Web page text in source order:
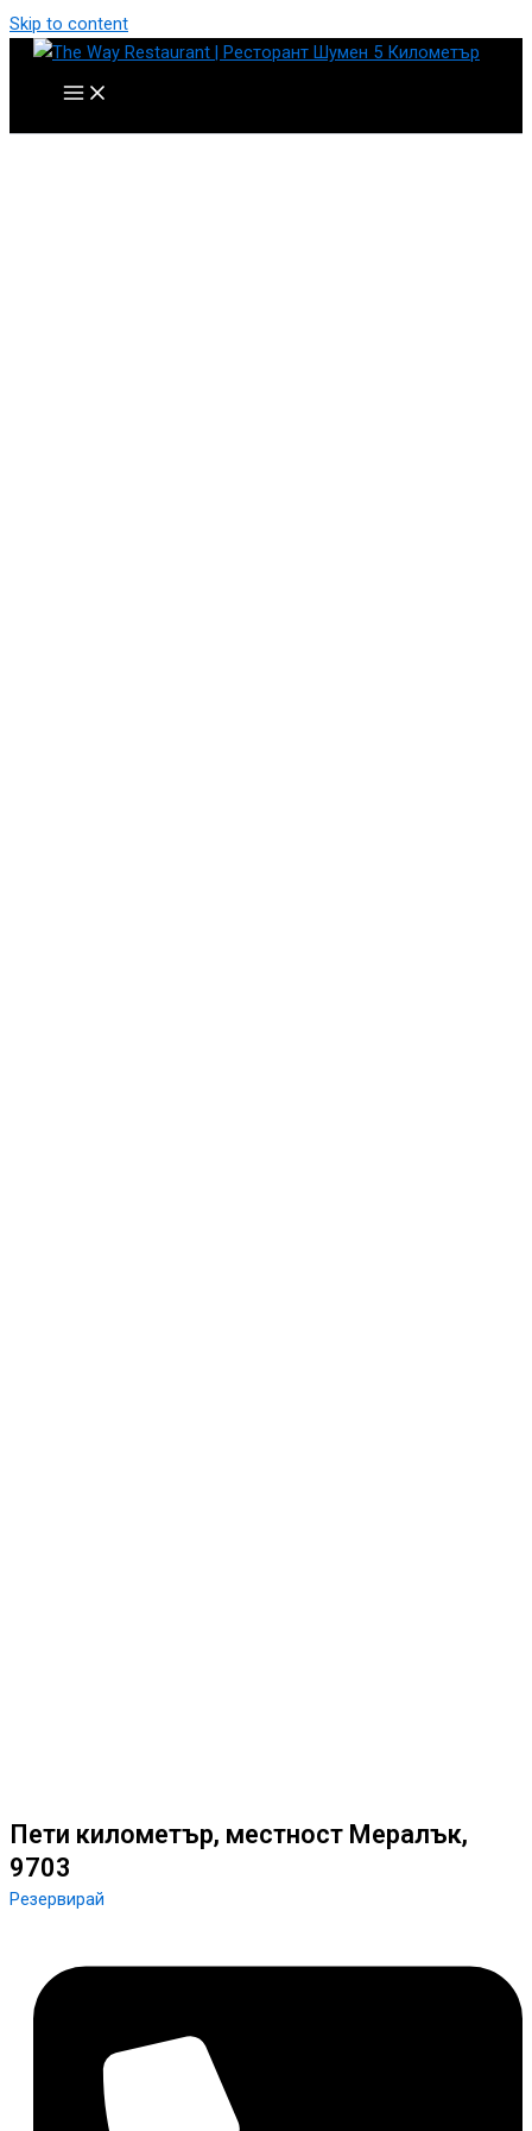
Skip to content
Пети километър, местност Мералък,
9703
Резервирай